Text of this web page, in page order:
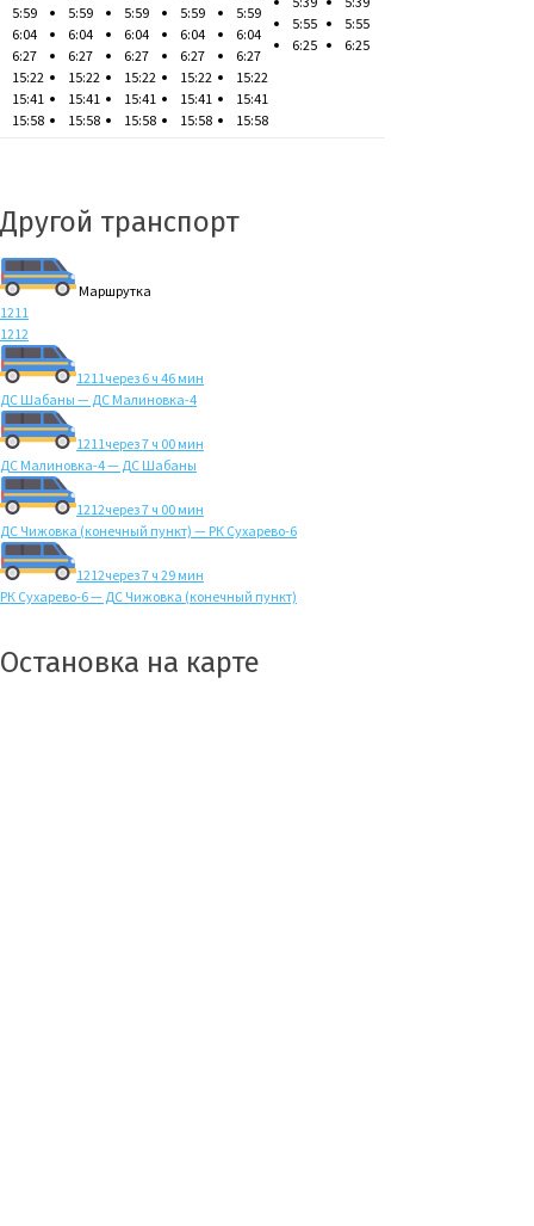
5:59
6:04
6:27
15:22
15:41
15:58
5:59
6:04
6:27
15:22
15:41
15:58
5:59
6:04
6:27
15:22
15:41
15:58
5:59
6:04
6:27
15:22
15:41
15:58
5:59
6:04
6:27
15:22
15:41
15:58
5:55
6:25
5:55
6:25
Другой транспорт
Маршрутка
1211
1212
1211через 6 ч 46 мин
ДС Шабаны — ДС Малиновка-4
1211через 7 ч 00 мин
ДС Малиновка-4 — ДС Шабаны
1212через 7 ч 00 мин
ДС Чижовка (конечный пункт) — РК Сухарево-6
1212через 7 ч 29 мин
РК Сухарево-6 — ДС Чижовка (конечный пункт)
Остановка на карте